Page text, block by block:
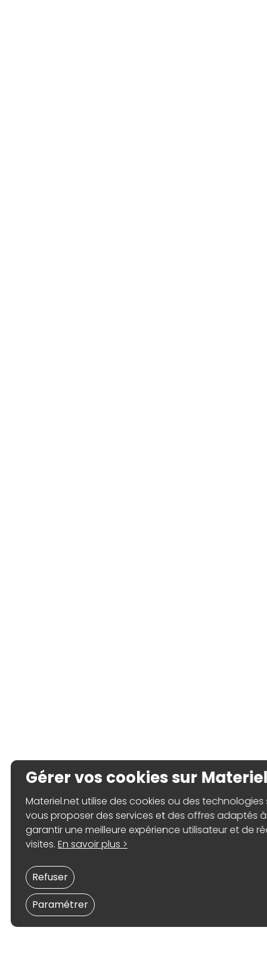
Gérer vos cookies sur
Materiel.net utilise des cookies ou des technologies
vous proposer des services et des offres adaptés
garantir une meilleure expérience utilisateur et de
visites.En savoir plus >
Paramétrer
Refuser